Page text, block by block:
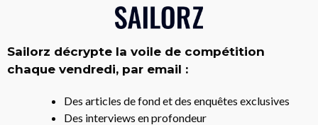
Sailorz décrypte la voile de compétition
chaque vendredi, par email :
Des articles de fond et des enquêtes exclusives
Des interviews en profondeur